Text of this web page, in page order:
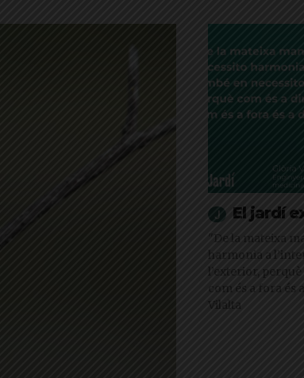
El jardí
"De la mateixa
harmonia a
l’exterior,
com és a fora és
Vilalta